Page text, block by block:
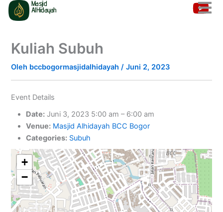
Lewati
Masjid
AlHidayah
Kuliah Subuh
Oleh bccbogormasjidalhidayah/Juni 2, 2023
Event Details
Date: Juni 3, 2023 5:00 am – 6:00 am
Venue: Masjid Alhidayah BCC Bogor
Categories: Subuh
+
−